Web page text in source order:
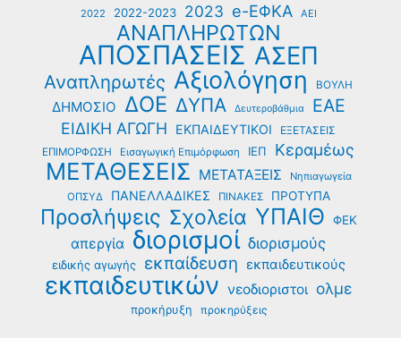
2022 2022-2023 2023 e-ΕΦΚΑ ΑΕΙ
ΑΝΑΠΛΗΡΩΤΩΝ
ΑΠΟΣΠΑΣΕΙΣ ΑΣΕΠ
Αναπληρωτές Αξιολόγηση ΒΟΥΛΗ
ΔΗΜΟΣΙΟ ΔΟΕ ΔΥΠΑ Δευτεροβάθμια ΕΑΕ
ΕΙΔΙΚΗ ΑΓΩΓΗ ΕΚΠΑΙΔΕΥΤΙΚΟΙ ΕΞΕΤΑΣΕΙΣ
ΕΠΙΜΟΡΦΩΣΗ Εισαγωγική Επιμόρφωση ΙΕΠ Κεραμέως
ΜΕΤΑΘΕΣΕΙΣ ΜΕΤΑΤΑΞΕΙΣ
Νηπιαγωγεία
ΟΠΣΥΔ
ΠΑΝΕΛΛΑΔΙΚΕΣ ΠΙΝΑΚΕΣ ΠΡΟΤΥΠΑ
Προσλήψεις Σχολεία ΥΠΑΙΘ ΦΕΚ
απεργία διορισμοί διορισμούς
ειδικής αγωγής εκπαίδευση εκπαιδευτικούς
εκπαιδευτικών νεοδιοριστοι ολμε
προκήρυξη προκηρύξεις